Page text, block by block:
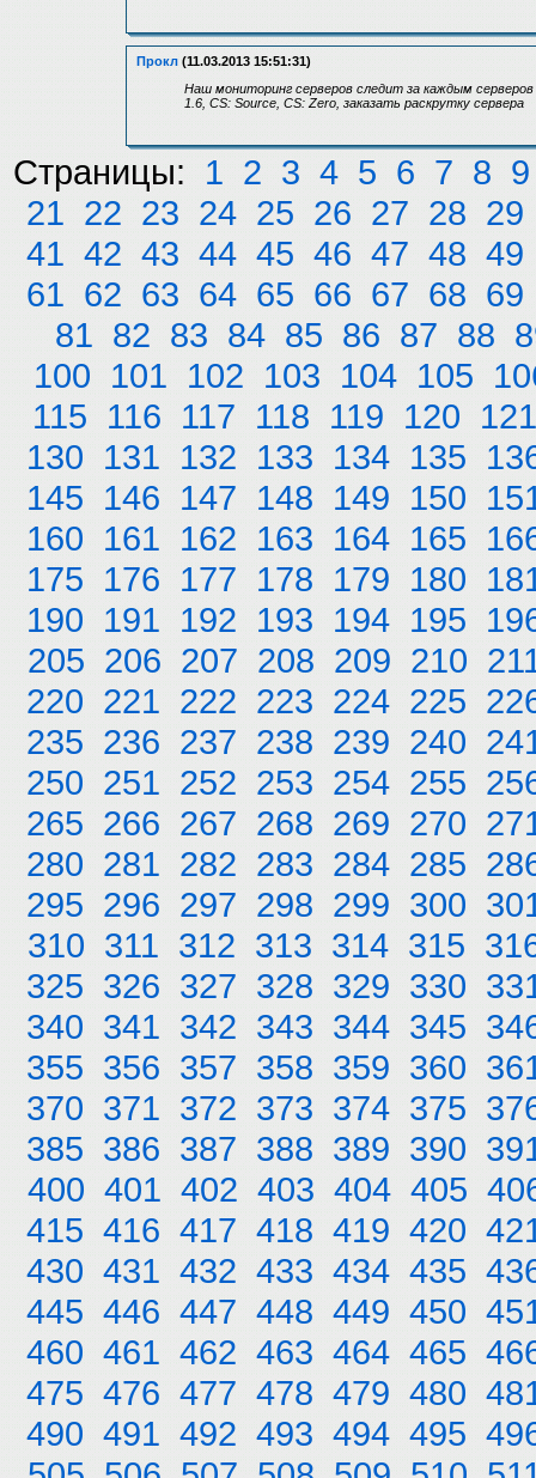
Прокл (11.03.2013 15:51:31)
Наш мониторинг серверов следит за каждым
1.6, CS: Source, CS: Zero, заказать раскрутку сервера
Страницы: 1 2 3 4 5 6 7 8 9
21 22 23 24 25 26 27 28 29
41 42 43 44 45 46 47 48 49
61 62 63 64 65 66 67 68 69
81 82 83 84 85 86 87 88
100 101 102 103 104 105
115 116 117 118 119 120 121
130 131 132 133 134 135
145 146 147 148 149 150
160 161 162 163 164 165
175 176 177 178 179 180
190 191 192 193 194 195
205 206 207 208 209 210
220 221 222 223 224 225
235 236 237 238 239 240
250 251 252 253 254 255
265 266 267 268 269 270
280 281 282 283 284 285
295 296 297 298 299 300
310 311 312 313 314 315
325 326 327 328 329 330
340 341 342 343 344 345
355 356 357 358 359 360
370 371 372 373 374 375
385 386 387 388 389 390
400 401 402 403 404 405
415 416 417 418 419 420
430 431 432 433 434 435
445 446 447 448 449 450
460 461 462 463 464 465
475 476 477 478 479 480
490 491 492 493 494 495